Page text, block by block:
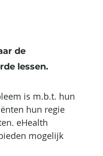
de
lessen.
is m.b.t. hun
hun regie
eHealth
mogelijk